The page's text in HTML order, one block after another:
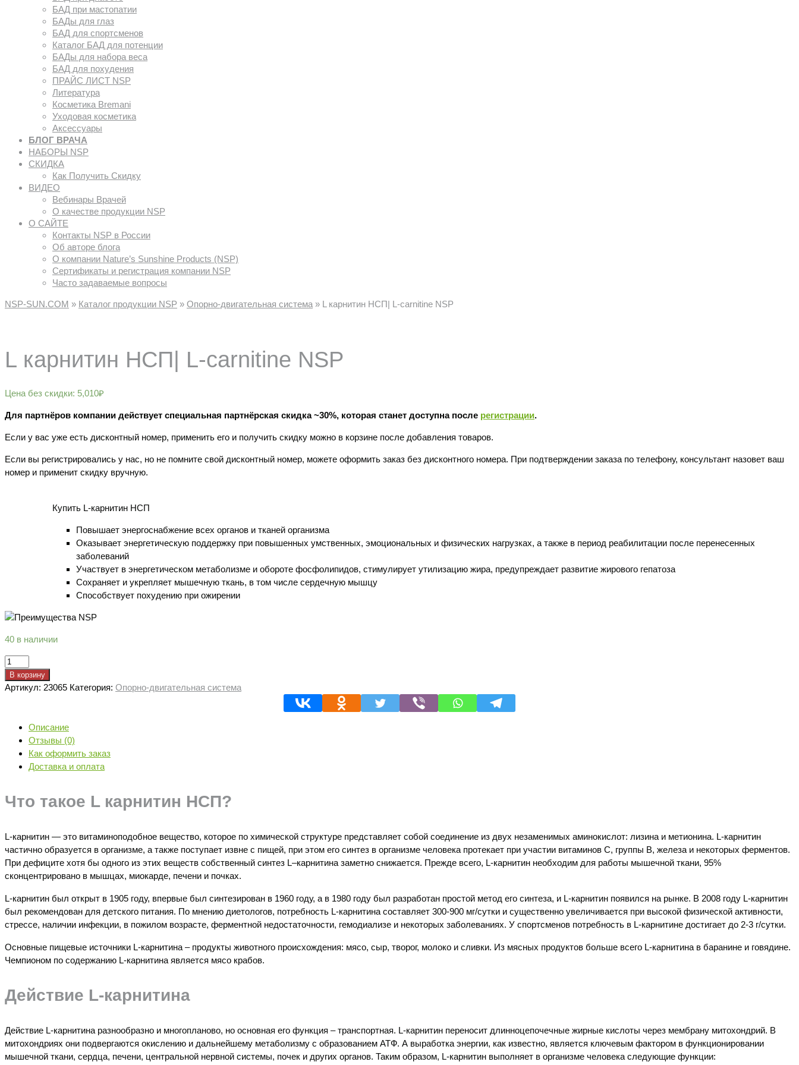
БАД при мастопатии
БАДы для глаз
БАД для спортсменов
Каталог БАД для потенции
БАДы для набора веса
БАД для похудения
ПРАЙС ЛИСТ NSP
Литература
Косметика Bremani
Уходовая косметика
Аксессуары
БЛОГ ВРАЧА
НАБОРЫ NSP
СКИДКА
Как Получить Скидку
ВИДЕО
Вебинары Врачей
О качестве продукции NSP
О САЙТЕ
Контакты NSP в России
Об авторе блога
О компании Nature’s Sunshine Products (NSP)
Сертификаты и регистрация компании NSP
Часто задаваемые вопросы
NSP-SUN.COM » Каталог продукции NSP » Опорно-двигательная система » L карнитин НСП| L-carnitine NSP
L карнитин НСП| L-carnitine NSP
Цена без скидки: 5,010₽
Для партнёров компании действует специальная партнёрская скидка ~30%, которая станет доступна после регистрации.
Если у вас уже есть дисконтный номер, применить его и получить скидку можно в корзине после добавления товаров.
Если вы регистрировались у нас, но не помните свой дисконтный номер, можете оформить заказ без дисконтного номера. При подтверждении заказа по телефону, консультант назовет ваш
номер и применит скидку вручную.
Купить L-карнитин НСП
Повышает энергоснабжение всех органов и тканей организма
Оказывает энергетическую поддержку при повышенных умственных, эмоциональных и физических нагрузках, а также в период реабилитации после перенесенных
заболеваний
Участвует в энергетическом метаболизме и обороте фосфолипидов, стимулирует утилизацию жира, предупреждает развитие жирового гепатоза
Сохраняет и укрепляет мышечную ткань, в том числе сердечную мышцу
Способствует похудению при ожирении
40 в наличии
Количество
товара
L
carnitine
NSP
В корзину
Артикул: 23065 Категория: Опорно-двигательная система
Описание
Отзывы (0)
Как оформить заказ
Доставка и оплата
Что такое L карнитин НСП?
L-карнитин — это витаминоподобное вещество, которое по химической структуре представляет собой соединение из двух незаменимых аминокислот: лизина и метионина. L-карнитин
частично образуется в организме, а также поступает извне с пищей, при этом его синтез в организме человека протекает при участии витаминов С, группы В, железа и некоторых ферментов.
При дефиците хотя бы одного из этих веществ собственный синтез L–карнитина заметно снижается. Прежде всего, L-карнитин необходим для работы мышечной ткани, 95%
сконцентрировано в мышцах, миокарде, печени и почках.
L-карнитин был открыт в 1905 году, впервые был синтезирован в 1960 году, а в 1980 году был разработан простой метод его синтеза, и L-карнитин появился на рынке. В 2008 году L-карнитин
был рекомендован для детского питания. По мнению диетологов, потребность L-карнитина составляет 300-900 мг/сутки и существенно увеличивается при высокой физической активности,
стрессе, наличии инфекции, в пожилом возрасте, ферментной недостаточности, гемодиализе и некоторых заболеваниях. У спортсменов потребность в L-карнитине достигает до 2-3 г/сутки.
Основные пищевые источники L-карнитина – продукты животного происхождения: мясо, сыр, творог, молоко и сливки. Из мясных продуктов больше всего L-карнитина в баранине и говядине.
Чемпионом по содержанию L-карнитина является мясо крабов.
Действие L-карнитина
Действие L-карнитина разнообразно и многопланово, но основная его функция – транспортная. L-карнитин переносит длинноцепочечные жирные кислоты через мембрану митохондрий. В
митохондриях они подвергаются окислению и дальнейшему метаболизму с образованием АТФ. А выработка энергии, как известно, является ключевым фактором в функционировании
мышечной ткани, сердца, печени, центральной нервной системы, почек и других органов. Таким образом, L-карнитин выполняет в организме человека следующие функции: